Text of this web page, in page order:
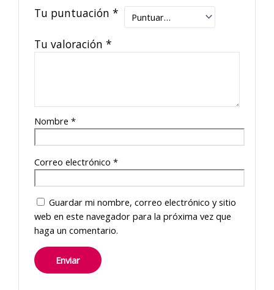
Tu puntuación *
Tu valoración *
Nombre *
Correo electrónico *
Guardar mi nombre, correo electrónico y sitio
web en este navegador para la próxima vez que
haga un comentario.